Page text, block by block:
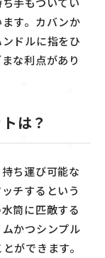
す。カバンか
ドルに指をひ
な利点があり
は？
ち運び可能な
チする という
筒に匹敵する
かつシンプル
ができます。